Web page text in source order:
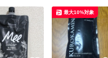
最大10%対象